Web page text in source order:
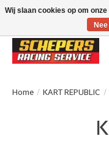
Klanten beoordelen ons met
Home / KART REPUBLIC /
Wij slaan cookies op om
Nee